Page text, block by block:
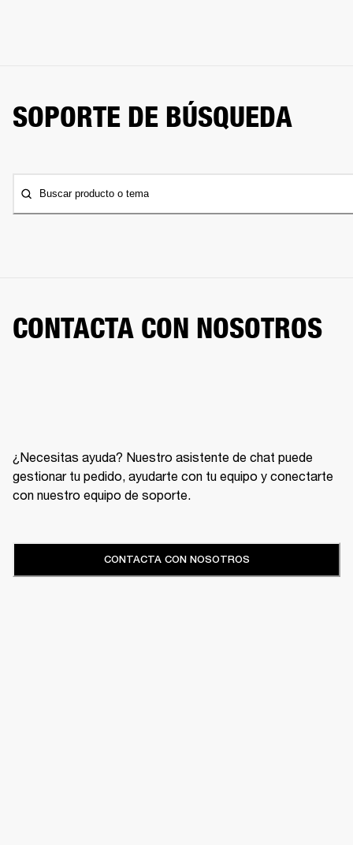
SOPORTE DE BÚSQUEDA
Buscar producto o tema
CONTACTA CON NOSOTROS
¿Necesitas ayuda? Nuestro asistente de chat puede
gestionar tu pedido, ayudarte con tu equipo y conectarte
con nuestro equipo de soporte.
CONTACTA CON NOSOTROS